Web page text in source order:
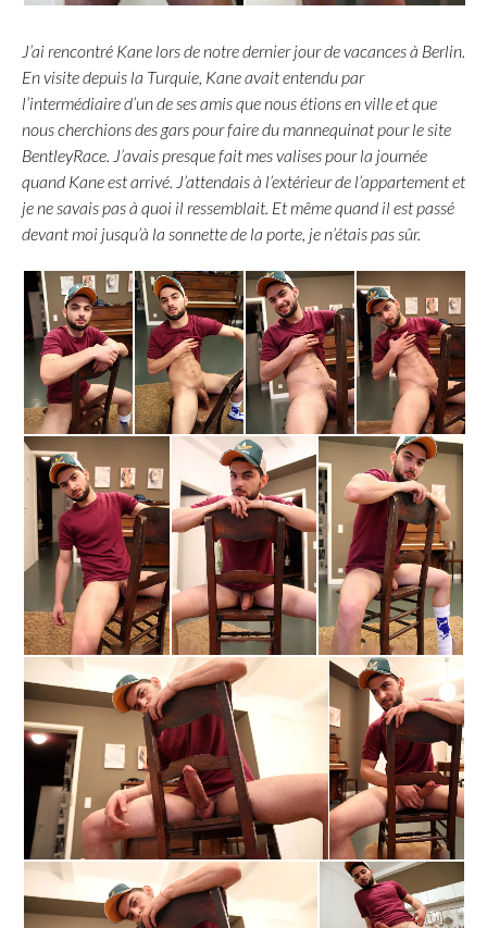
J’ai rencontré Kane lors de notre dernier jour de vacances à Berlin.
En visite depuis la Turquie, Kane avait entendu par
l’intermédiaire d’un de ses amis que nous étions en ville et que
nous cherchions des gars pour faire du mannequinat pour le site
BentleyRace. J’avais presque fait mes valises pour la journée
quand Kane est arrivé. J’attendais à l’extérieur de l’appartement et
je ne savais pas à quoi il ressemblait. Et même quand il est passé
devant moi jusqu’à la sonnette de la porte, je n’étais pas sûr.